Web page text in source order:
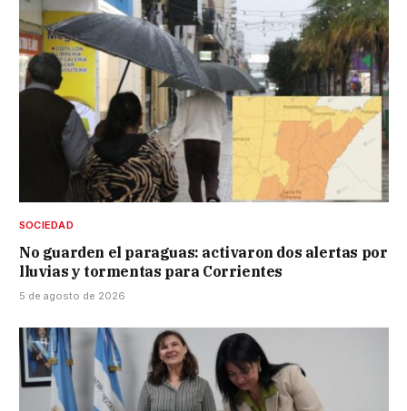
SOCIEDAD
No guarden el paraguas: activaron dos alertas por
lluvias y tormentas para Corrientes
5 de agosto de 2026